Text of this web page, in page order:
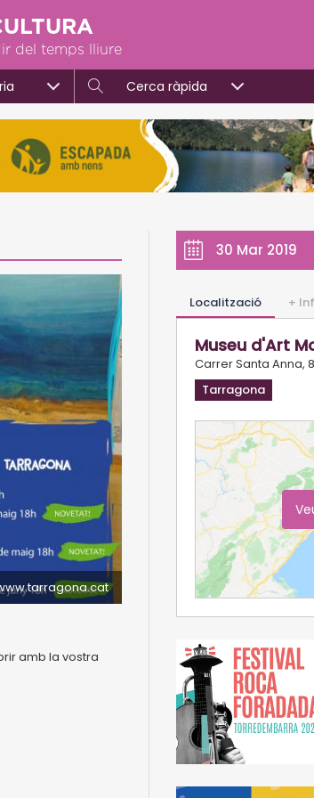
del temps lliure
Cerca ràpida
amb la vostra
30 Mar 2019
Localització +
Museu d'Art
Carrer Santa Anna, 8
Tarragona